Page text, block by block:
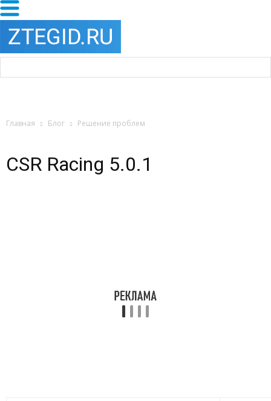
Главная Блог Решение проблем
CSR Racing 5.0.1